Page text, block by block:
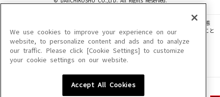
このサイトに掲載されている一切の文章・画像・写真・動画・音声等を、手段や形態
を問わず、著作権法の定める範囲を超えて無断で複製、転載、ファイル化などすること
を禁じます。
楽曲及びコンテンツは、機種によりご利用いただけない場合があります。
楽曲及びコンテンツの配信日、配信内容が変更になる場合があります。
We use cookies to improve your experience on our
website, to personalize content and ads and to analyze
our traffic. Please click [Cookie Settings] to customize
your cookie settings on our website.
Accept All Cookies